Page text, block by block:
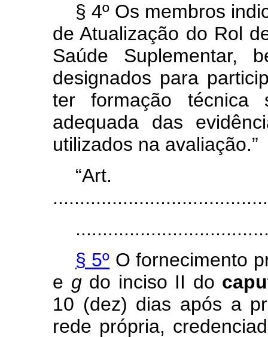
§ 4º Os membros
de Atualização do Rol
Saúde Suplementar,
designados para
ter formação técnica
adequada das
utilizados na avaliação.”
§ 5º O fornecimento
e gdo inciso II do
10 (dez) dias após a
rede própria,